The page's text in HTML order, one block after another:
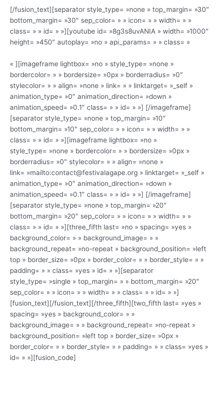
[/fusion_text][separator style_type= »none » top_margin= »30″
bottom_margin= »30″ sep_color= » » icon= » » width= » »
class= » » id= » »][youtube id= »8g3s8uvANIA » width= »1000″
height= »450″ autoplay= »no » api_params= » » class= »
« ][imageframe lightbox= »no » style_type= »none »
bordercolor= » » bordersize= »0px » borderradius= »0″
stylecolor= » » align= »none » link= » » linktarget= »_self »
animation_type= »0″ animation_direction= »down »
animation_speed= »0.1″ class= » » id= » »] [/imageframe]
[separator style_type= »none » top_margin= »10″
bottom_margin= »10″ sep_color= » » icon= » » width= » »
class= » » id= » »][imageframe lightbox= »no »
style_type= »none » bordercolor= » » bordersize= »0px »
borderradius= »0″ stylecolor= » » align= »none »
link= »mailto:contact@festivalagape.org » linktarget= »_self »
animation_type= »0″ animation_direction= »down »
animation_speed= »0.1″ class= » » id= » »] [/imageframe]
[separator style_type= »none » top_margin= »20″
bottom_margin= »20″ sep_color= » » icon= » » width= » »
class= » » id= » »][three_fifth last= »no » spacing= »yes »
background_color= » » background_image= » »
background_repeat= »no-repeat » background_position= »left
top » border_size= »0px » border_color= » » border_style= » »
padding= » » class= »yes » id= » »][separator
style_type= »single » top_margin= » » bottom_margin= »20″
sep_color= » » icon= » » width= » » class= » » id= » »]
[fusion_text][/fusion_text][/three_fifth][two_fifth last= »yes »
spacing= »yes » background_color= » »
background_image= » » background_repeat= »no-repeat »
background_position= »left top » border_size= »0px »
border_color= » » border_style= » » padding= » » class= »yes »
id= » »][fusion_code]